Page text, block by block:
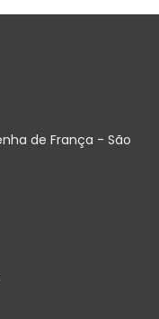
de França - São